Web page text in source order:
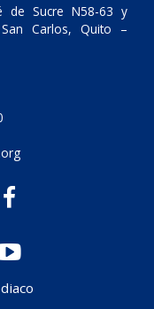
de Sucre N58-63 y
Carlos, Quito –